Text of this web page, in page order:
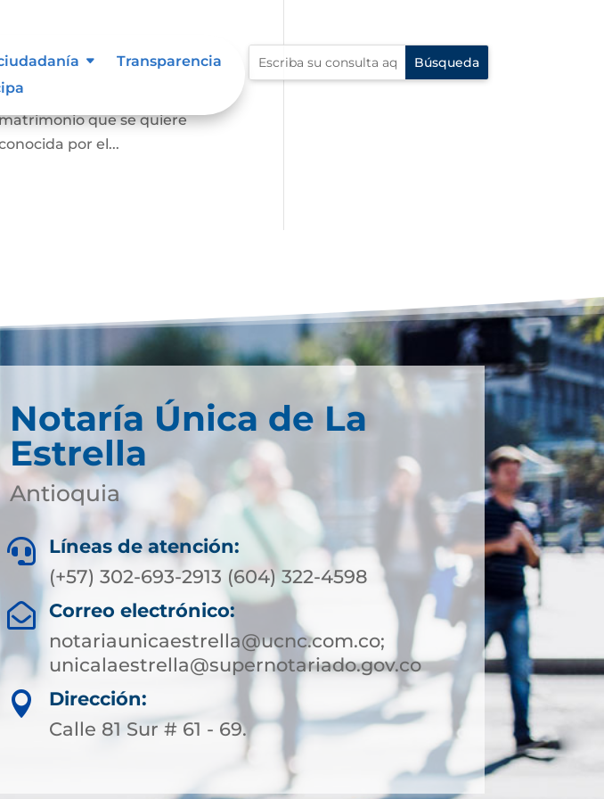
Transparencia
que las partes estén
que se quiere
por el...
Notaría Única de La
Estrella
Antioquia

Líneas de atención:
(+57) 302-693-2913 (604) 322-4598

Correo electrónico:
notariaunicaestrella@ucnc.com.co;
unicalaestrella@supernotariado.gov.co

Dirección:
Calle 81 Sur # 61 - 69.